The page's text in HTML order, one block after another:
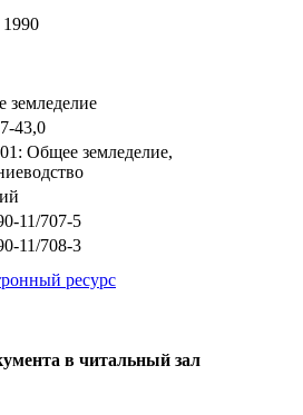
земледелие
43,0
Общее земледелие,
11/707-5
11/708-3
ресурс
в читальный зал